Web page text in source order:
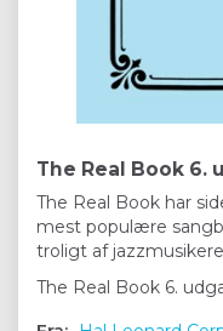
The Real Book 6.
The Real Book har
mest populære
troligt af
The Real Book 6.